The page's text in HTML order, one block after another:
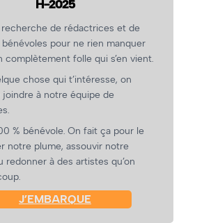
H-2025
de rédactrices et de
pour ne rien manquer
complètement folle qui s’en vient.
chose qui t’intéresse, on
joindre à notre équipe de
% bénévole. On fait ça pour le
notre plume, assouvir notre
redonner à des artistes qu’on
J’EMBARQUE